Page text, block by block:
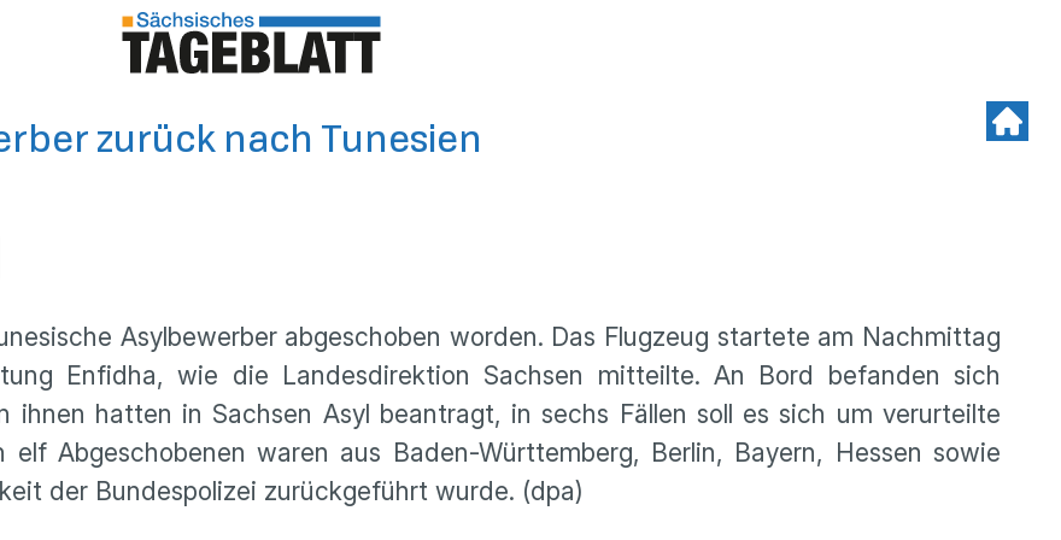
zurück nach Tunesien
Asylbewerber abgeschoben worden. Das Flugzeug startete am Nachmittag
Enfidha, wie die Landesdirektion Sachsen mitteilte. An Bord befanden sich
ihnen hatten in Sachsen Asyl beantragt, in sechs Fällen soll es sich um verurteilte
Abgeschobenen waren aus Baden-Württemberg, Berlin, Bayern, Hessen sowie
der Bundespolizei zurückgeführt wurde. (dpa)